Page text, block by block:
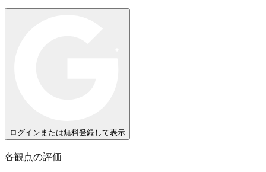
ログインまたは無料登録して表示
各観点の評価